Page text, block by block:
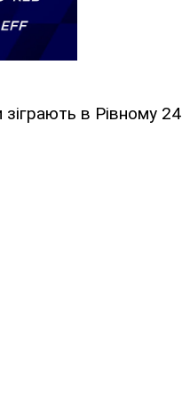
зіграють в Рівному 24